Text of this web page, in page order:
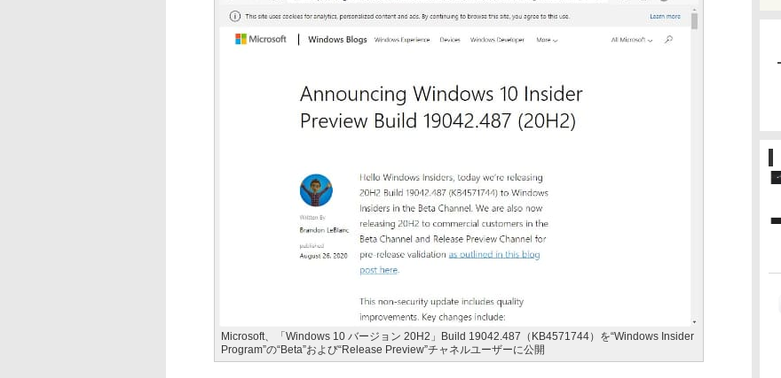
Microsoft、「Windows 10 バージョン 20H2」Build 19042.487（KB4571744）を“Windows Insider
Program”の“Beta”および“Release Preview”チャネルユーザーに公開